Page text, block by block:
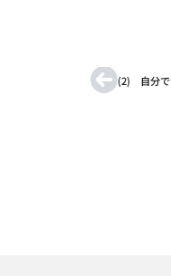
(2) 自分で